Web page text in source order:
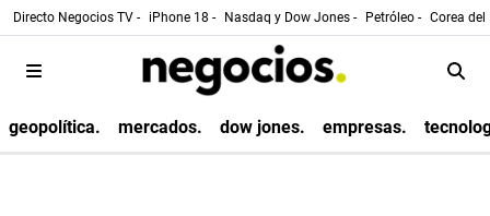
Directo Negocios TV - iPhone 18 - Nasdaq y Dow Jones - Petróleo - Corea
geopolítica. mercados. dow jones. empresas.